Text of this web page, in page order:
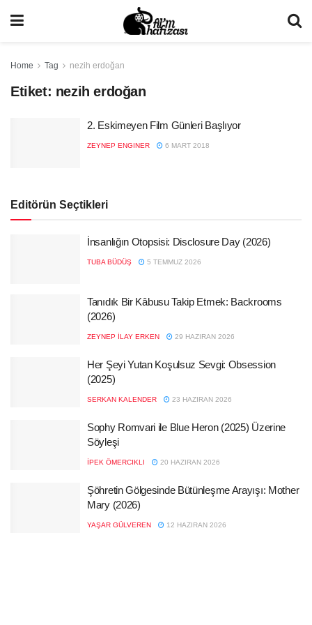
Home Tag nezih erdoğan
Etiket: nezih erdoğan
2. Eskimeyen Film Günleri Başlıyor
ZEYNEP ENGINER 6 MART 2018
Editörün Seçtikleri
İnsanlığın Otopsisi: Disclosure Day (2026)
TUBA BÜDÜŞ 5 TEMMUZ 2026
Tanıdık Bir Kâbusu Takip Etmek: Backrooms
(2026)
ZEYNEP İLAY ERKEN 29 HAZIRAN 2026
Her Şeyi Yutan Koşulsuz Sevgi: Obsession
(2025)
SERKAN KALENDER 23 HAZIRAN 2026
Sophy Romvari ile Blue Heron (2025) Üzerine
Söyleşi
İPEK ÖMERCIKLI 20 HAZIRAN 2026
Şöhretin Gölgesinde Bütünleşme Arayışı: Mother
Mary (2026)
YAŞAR GÜLVEREN 12 HAZIRAN 2026